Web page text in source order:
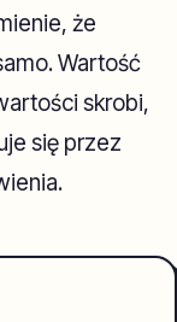
że
Wartość
skrobi,
się przez